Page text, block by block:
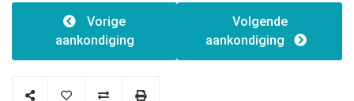
Vorige
aankondiging
Volgende
aankondiging